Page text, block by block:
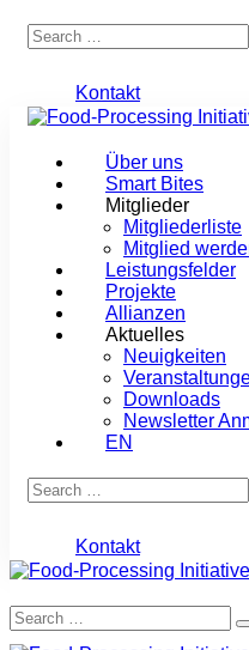
Kontakt
Über uns
Smart Bites
Mitglieder
Mitgliederliste
Mitglied
Leistungsfelder
Projekte
Allianzen
Aktuelles
Neuigkeiten
Downloads
Newsletter
EN
Kontakt